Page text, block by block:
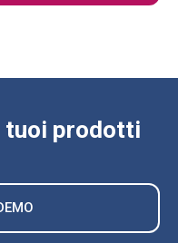
tuoi prodotti